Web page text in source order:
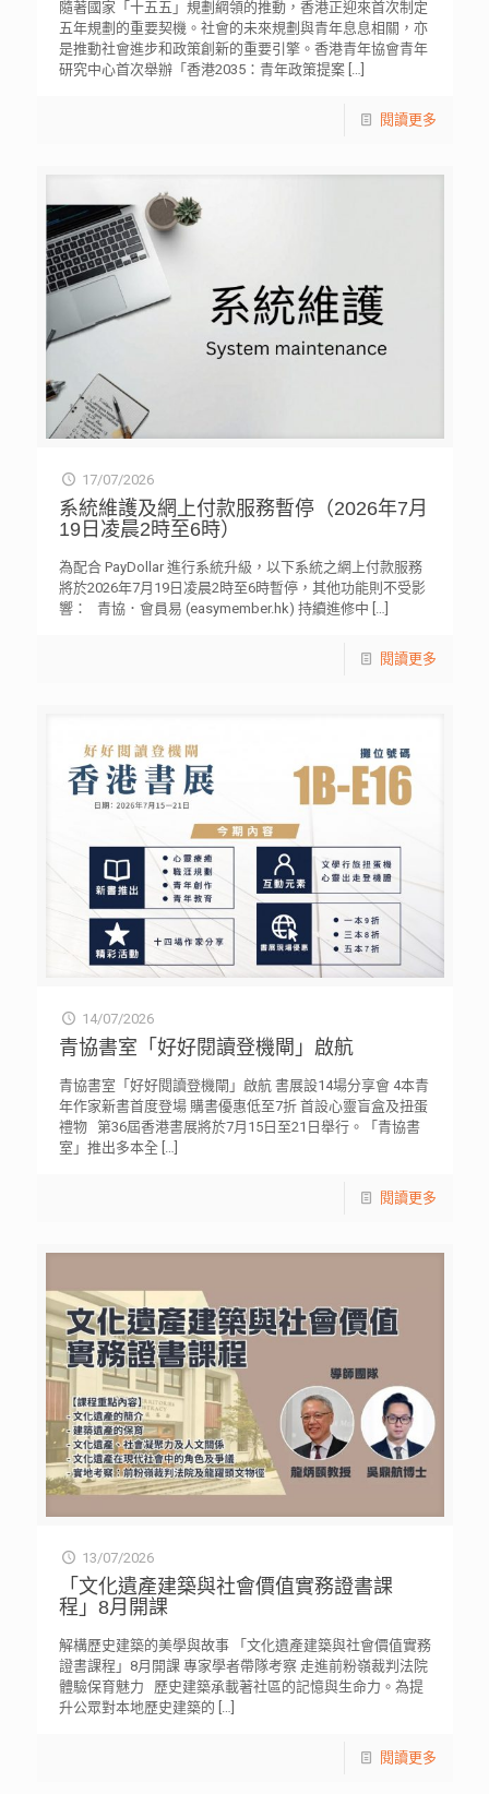
隨著國家「十五五」規劃綱領的推動，香港正迎來首次制定
五年規劃的重要契機。社會的未來規劃與青年息息相關，亦
是推動社會進步和政策創新的重要引擎。香港青年協會青年
研究中心首次舉辦「香港2035：青年政策提案[…]
閱讀更多
17/07/2026
系統維護及網上付款服務暫停（2026年7月
19日凌晨2時至6時）
為配合 PayDollar 進行系統升級，以下系統之網上付款服務
將於2026年7月19日凌晨2時至6時暫停，其他功能則不受影
響： 青協．會員易 (easymember.hk) 持續進修中 […]
閱讀更多
14/07/2026
青協書室「好好閱讀登機閘」啟航
青協書室「好好閱讀登機閘」啟航 書展設14場分享會 4本青
年作家新書首度登場 購書優惠低至7折 首設心靈盲盒及扭蛋
禮物 第36屆香港書展將於7月15日至21日舉行。「青協書
室」推出多本全[…]
閱讀更多
13/07/2026
「文化遺產建築與社會價值實務證書課
程」8月開課
解構歷史建築的美學與故事 「文化遺產建築與社會價值實務
證書課程」8月開課 專家學者帶隊考察 走進前粉嶺裁判法院
體驗保育魅力 歷史建築承載著社區的記憶與生命力。為提
升公眾對本地歷史建築的 […]
閱讀更多